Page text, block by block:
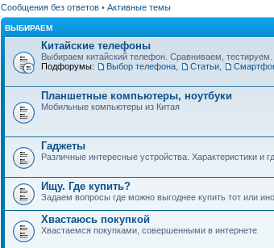
Сообщения без ответов • Активные темы
ВЫБИРАЕМ
Китайские телефоны
Выбираем китайский телефон. Сравниваем, тестируем.
Подфорумы:
Выбор телефона Статьи
Планшетные компьютеры, ноутбуки
Мобильные компьютеры из Китая
Гаджеты
Различные интересные устройства. Характеристики и
Ищу. Где купить?
Задаем вопросы где можно выгоднее купить тот или
Хвастаюсь покупкой
Хвастаемся покупками, совершенными в интернете